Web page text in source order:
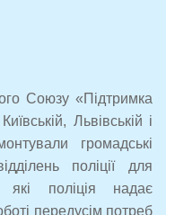
Союзу «Підтримка
Львівській і
громадські
поліції для
які поліція надає
передусім потреб